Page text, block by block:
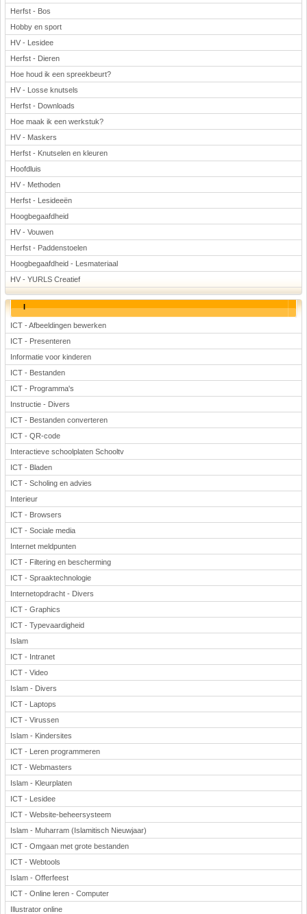
Herfst - Bos
Hobby en sport
HV - Lesidee
Herfst - Dieren
Hoe houd ik een spreekbeurt?
HV - Losse knutsels
Herfst - Downloads
Hoe maak ik een werkstuk?
HV - Maskers
Herfst - Knutselen en kleuren
Hoofdluis
HV - Methoden
Herfst - Lesideeën
Hoogbegaafdheid
HV - Vouwen
Herfst - Paddenstoelen
Hoogbegaafdheid - Lesmateriaal
HV - YURLS Creatief
I
ICT - Afbeeldingen bewerken
ICT - Presenteren
Informatie voor kinderen
ICT - Bestanden
ICT - Programma's
Instructie - Divers
ICT - Bestanden converteren
ICT - QR-code
Interactieve schoolplaten Schooltv
ICT - Bladen
ICT - Scholing en advies
Interieur
ICT - Browsers
ICT - Sociale media
Internet meldpunten
ICT - Filtering en bescherming
ICT - Spraaktechnologie
Internetopdracht - Divers
ICT - Graphics
ICT - Typevaardigheid
Islam
ICT - Intranet
ICT - Video
Islam - Divers
ICT - Laptops
ICT - Virussen
Islam - Kindersites
ICT - Leren programmeren
ICT - Webmasters
Islam - Kleurplaten
ICT - Lesidee
ICT - Website-beheersysteem
Islam - Muharram (Islamitisch Nieuwjaar)
ICT - Omgaan met grote bestanden
ICT - Webtools
Islam - Offerfeest
ICT - Online leren - Computer
Illustrator online